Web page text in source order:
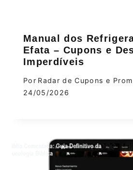
Manual dos
Efata – Cupons e
Imperdíveis
Por Radar de Cupons e
24/05/2026